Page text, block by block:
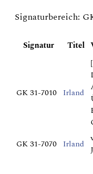
Signaturbereich:
Signatur Titel
GK 31-7010 Irland
GK 31-7070 Irland